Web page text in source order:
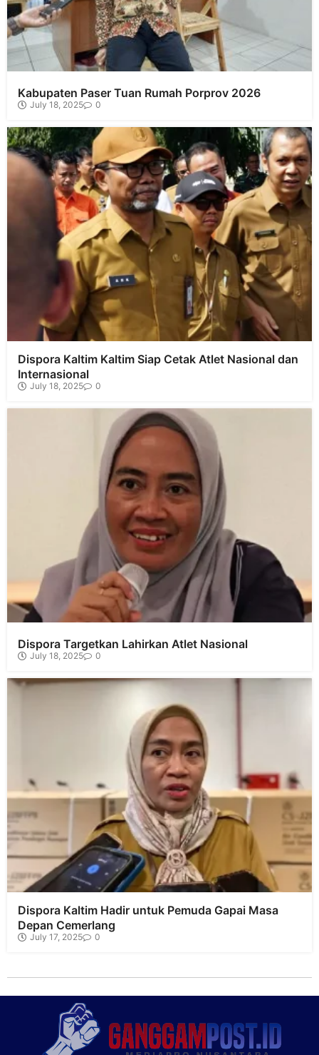
Kabupaten Paser Tuan Rumah Porprov 2026
July 18, 2025 0
Dispora Kaltim Kaltim Siap Cetak Atlet Nasional dan
Internasional
July 18, 2025 0
Dispora Targetkan Lahirkan Atlet Nasional
July 18, 2025 0
Dispora Kaltim Hadir untuk Pemuda Gapai Masa
Depan Cemerlang
July 17, 2025 0